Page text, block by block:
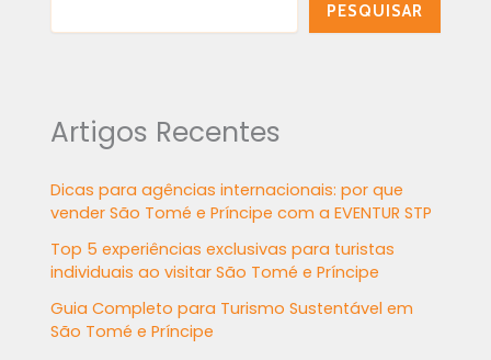
PESQUISAR
Artigos Recentes
Dicas para agências internacionais: por que
vender São Tomé e Príncipe com a EVENTUR STP
Top 5 experiências exclusivas para turistas
individuais ao visitar São Tomé e Príncipe
Guia Completo para Turismo Sustentável em
São Tomé e Príncipe